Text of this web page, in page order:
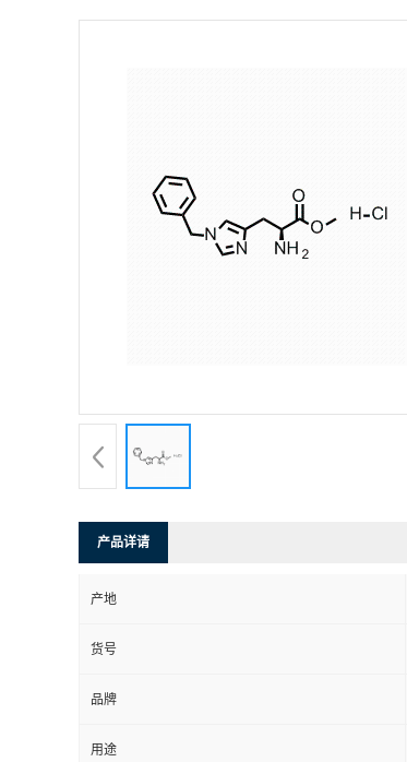
产品详请
产地
货号
品牌
用途